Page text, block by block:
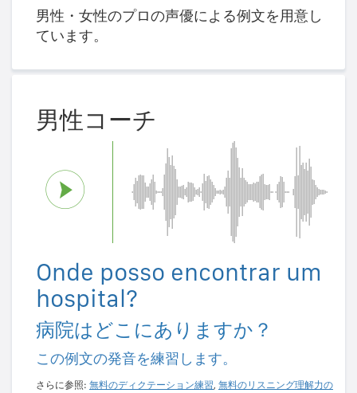
男性・女性のプロの声優による例文を用意し
ています。
男性コーチ
Onde posso encontrar um
hospital?
病院はどこにありますか？
この例文の発音を練習します。
さらに参照: 無料のディクテーション練習, 無料のリスニング理解力の